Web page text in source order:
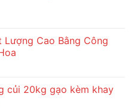
Lượng Cao Bằng Công
củi 20kg gạo kèm khay